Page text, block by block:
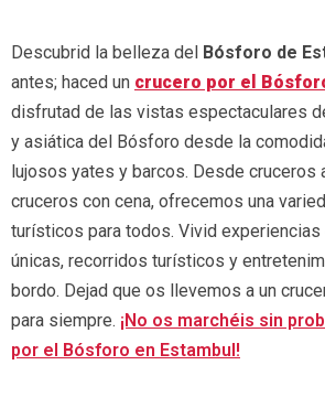
Descubrid la belleza del Bósforo de
antes; haced un crucero por el
disfrutad de las vistas espectaculares
y asiática del Bósforo desde la
lujosos yates y barcos. Desde cruceros
cruceros con cena, ofrecemos una
turísticos para todos. Vivid
únicas, recorridos turísticos y
bordo. Dejad que os llevemos a un
para siempre. ¡No os marchéis sin
por el Bósforo en Estambul!